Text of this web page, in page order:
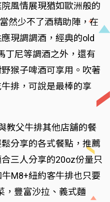
風情展現猶如歐洲般的
然少不了酒精助陣，在
現調調酒，經典的old
丁尼等調酒之外，還有
猴子啤酒可享用。吹著
排，可說是最棒的享
教父牛排其他店舖的餐
分享的各式餐點，推薦
三人分享的20oz份量只
M8+紐約客牛排也只要
，豐富沙拉、義式麵